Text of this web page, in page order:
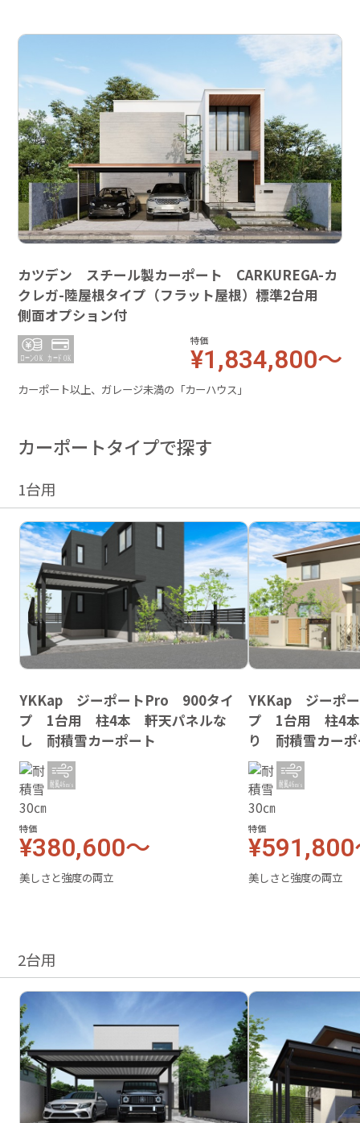
カツデン スチール製カーポート CARKUREGA-カ
クレガ-陸屋根タイプ（フラット屋根）標準2台用
側面オプション付
特価
¥1,834,800～
カーポート以上、ガレージ未満の「カーハウス」
カーポートタイプで探す
1台用
YKKap ジーポートPro 900タイ
プ 1台用 柱4本 軒天パネルな
し 耐積雪カーポート
特価
¥380,600～
美しさと強度の両立
YKKap ジーポ
プ 1台用 柱4
り 耐積雪カー
特価
美しさと強度の両立
2台用